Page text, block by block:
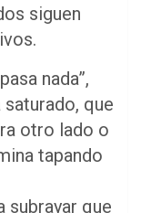
siguen
nada”,
que
otro lado o
tapando
subrayar que